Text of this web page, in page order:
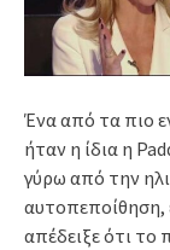
Ένα από τα πιο
ήταν η ίδια η
γύρω από την
αυτοπεποίθηση,
απέδειξε ότι το